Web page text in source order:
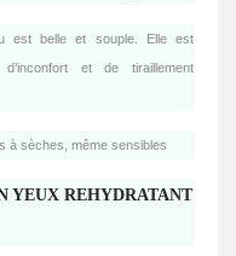
est belle et souple. Elle est
et de tiraillement
à sèches, même sensibles
YEUX REHYDRATANT